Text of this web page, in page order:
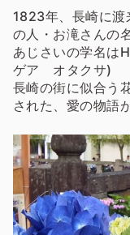
1823年、長崎に渡
の人・お滝さんの
あじさいの学名は
ゲア オタクサ)
長崎の街に似合う
された、愛の物語